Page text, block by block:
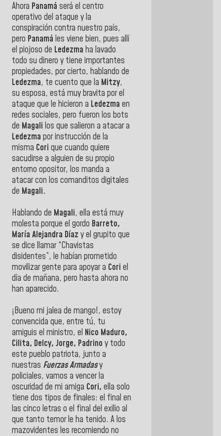
Ahora Panamá será el centro
operativo del ataque y la
conspiración contra nuestro país,
pero Panamá les viene bien, pues allí
el piojoso de Ledezma ha lavado
todo su dinero y tiene importantes
propiedades, por cierto, hablando de
Ledezma, te cuento que la Mitzy,
su esposa, está muy bravita por el
ataque que le hicieron a Ledezma en
redes sociales, pero fueron los bots
de Magali los que salieron a atacar a
Ledezma por instrucción de la
misma Cori que cuando quiere
sacudirse a alguien de su propio
entorno opositor, los manda a
atacar con los comanditos digitales
de Magali.
Hablando de Magali, ella está muy
molesta porque el gordo Barreto,
María Alejandra Díaz y el grupito que
se dice llamar “Chavistas
disidentes”, le habían prometido
movilizar gente para apoyar a Cori el
día de mañana, pero hasta ahora no
han aparecido.
¡Bueno mi jalea de mango!, estoy
convencida que, entre tú, tu
amiguis el ministro, el Nico Maduro,
Cilita, Delcy, Jorge, Padrino y todo
este pueblo patriota, junto a
nuestras Fuerzas Armadasy
policiales, vamos a vencer la
oscuridad de mi amiga Cori, ella solo
tiene dos tipos de finales: el final en
las cinco letras o el final del exilio al
que tanto temor le ha tenido. A los
mazovidentes les recomiendo no